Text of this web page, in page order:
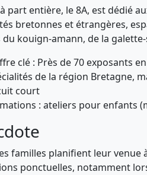
part entière, le 8A, est dédié
bretonnes et étrangères,
kouign-amann, de la
clé : Près de 70 exposants
de la région Bretagne,
court
: ateliers pour enfants
familles planifient leur venue
ponctuelles, notamment